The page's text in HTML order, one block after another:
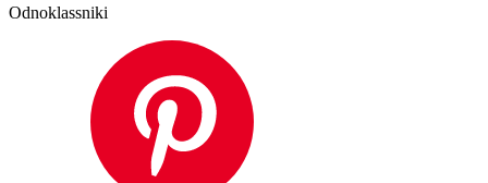
Odnoklassniki